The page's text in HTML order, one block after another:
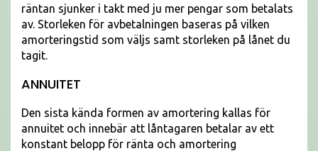
räntan sjunker i takt med ju mer pengar som betalats
av. Storleken för avbetalningen baseras på vilken
amorteringstid som väljs samt storleken på lånet du
tagit.
ANNUITET
Den sista kända formen av amortering kallas för
annuitet och innebär att låntagaren betalar av ett
konstant belopp för ränta och amortering